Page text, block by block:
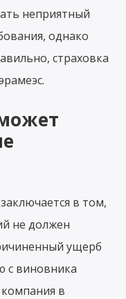
неприятный
однако
страховка
в том,
не должен
ущерб
с виновника
в